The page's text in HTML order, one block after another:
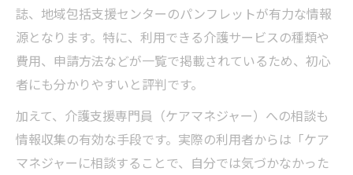
誌、地域包括支援センターのパンフレットが有力な情報
源となります。特に、利用できる介護サービスの種類や
費用、申請方法などが一覧で掲載されているため、初心
者にも分かりやすいと評判です。
加えて、介護支援専門員（ケアマネジャー）への相談も
情報収集の有効な手段です。実際の利用者からは「ケア
マネジャーに相談することで、自分では気づかなかった